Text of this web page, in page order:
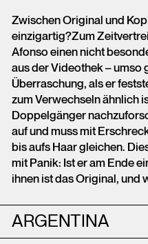
Zwischen Original und
einzigartig?Zum
Afonso einen nicht
aus der Videothek – umso
Überraschung, als er
zum Verwechseln ähnlich
Doppelgänger
auf und muss mit
bis aufs Haar gleichen.
mit Panik: Ist er am Ende
ihnen ist das Original, und
ARGENTINA